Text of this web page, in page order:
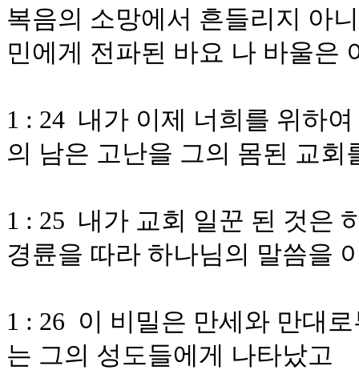
복음의 소망에서 흔들리지 아
민에게 전파된 바요 나 바울은
1 : 24 내가 이제 너희를 위하
의 남은 고난을 그의 몸된 교
1 : 25 내가 교회 일꾼 된 것은
경륜을 따라 하나님의 말씀을
1 : 26 이 비밀은 만세와 만대
는 그의 성도들에게 나타났고